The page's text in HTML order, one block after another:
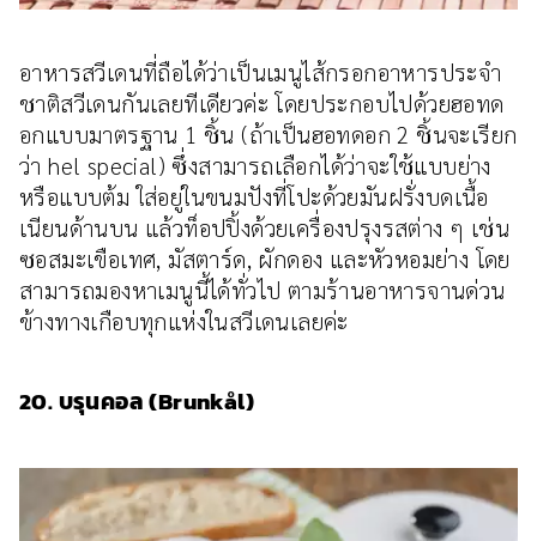
อาหารสวีเดนที่ถือได้ว่าเป็นเมนูไส้กรอกอาหารประจำ
ชาติสวีเดนกันเลยทีเดียวค่ะ โดยประกอบไปด้วยฮอทด
อกแบบมาตรฐาน 1 ชิ้น (ถ้าเป็นฮอทดอก 2 ชิ้นจะเรียก
ว่า hel special) ซึ่งสามารถเลือกได้ว่าจะใช้แบบย่าง
หรือแบบต้ม ใส่อยู่ในขนมปังที่โปะด้วยมันฝรั่งบดเนื้อ
เนียนด้านบน แล้วท็อปปิ้งด้วยเครื่องปรุงรสต่าง ๆ เช่น
ซอสมะเขือเทศ, มัสตาร์ด, ผักดอง และหัวหอมย่าง โดย
สามารถมองหาเมนูนี้ได้ทั่วไป ตามร้านอาหารจานด่วน
ข้างทางเกือบทุกแห่งในสวีเดนเลยค่ะ
20. บรุนคอล (Brunkål)